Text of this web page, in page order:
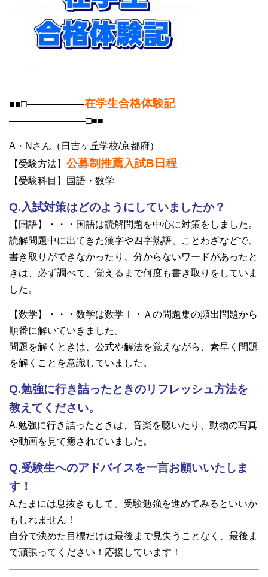
入試案内
Q＆A
■■□――――――在学生合格体験記
――――――――□■■
A・Nさん（日吉ヶ丘学校/京都府）
【受験方法】 公募制推薦入試B日程
【受験科目】国語・数学
Q.入試対策はどのようにしていましたか？
【国語】・・・国語は読解問題を中心に対策をしました。
読解問題中に出てきた漢字や四字熟語、ことわざなどで、
書き取りができなかったり、分からないワードがあったと
きは、必ず調べて、覚えるまで何度も書き取りをしていま
した。
【数学】・・・数学は数学Ⅰ・Ａの問題集の頻出問題から
順番に解いていきました。
問題を解くときは、公式や解法を覚えながら、素早く問題
を解くことを意識していました。
Q.勉強に行き詰ったときのリフレッシュ方法を
教えてください。
A.勉強に行き詰ったときは、音楽を聴いたり、動物の写真
や動画を見て癒されていました。
Q.受験生へのアドバイスを一言お願いいたしま
す！
A.たまには息抜きもして、受験勉強を進めてみるといいか
もしれません！
自分で決めた目標だけは最後まで見失うことなく、最後ま
で頑張ってください！応援しています！